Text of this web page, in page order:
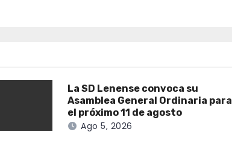
La SD Lenense convoca su
Asamblea General Ordinaria para
el próximo 11 de agosto
Ago 5, 2026